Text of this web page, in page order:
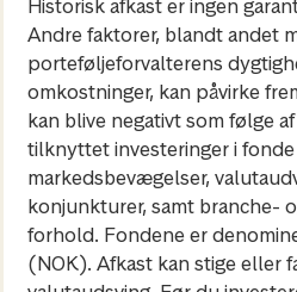
Historisk afkast er ingen
Andre faktorer, blandt andet
porteføljeforvalterens
omkostninger, kan påvirke
kan blive negativt som følge
tilknyttet investeringer i
markedsbevægelser,
konjunkturer, samt branche-
forhold. Fondene er
(NOK). Afkast kan stige eller